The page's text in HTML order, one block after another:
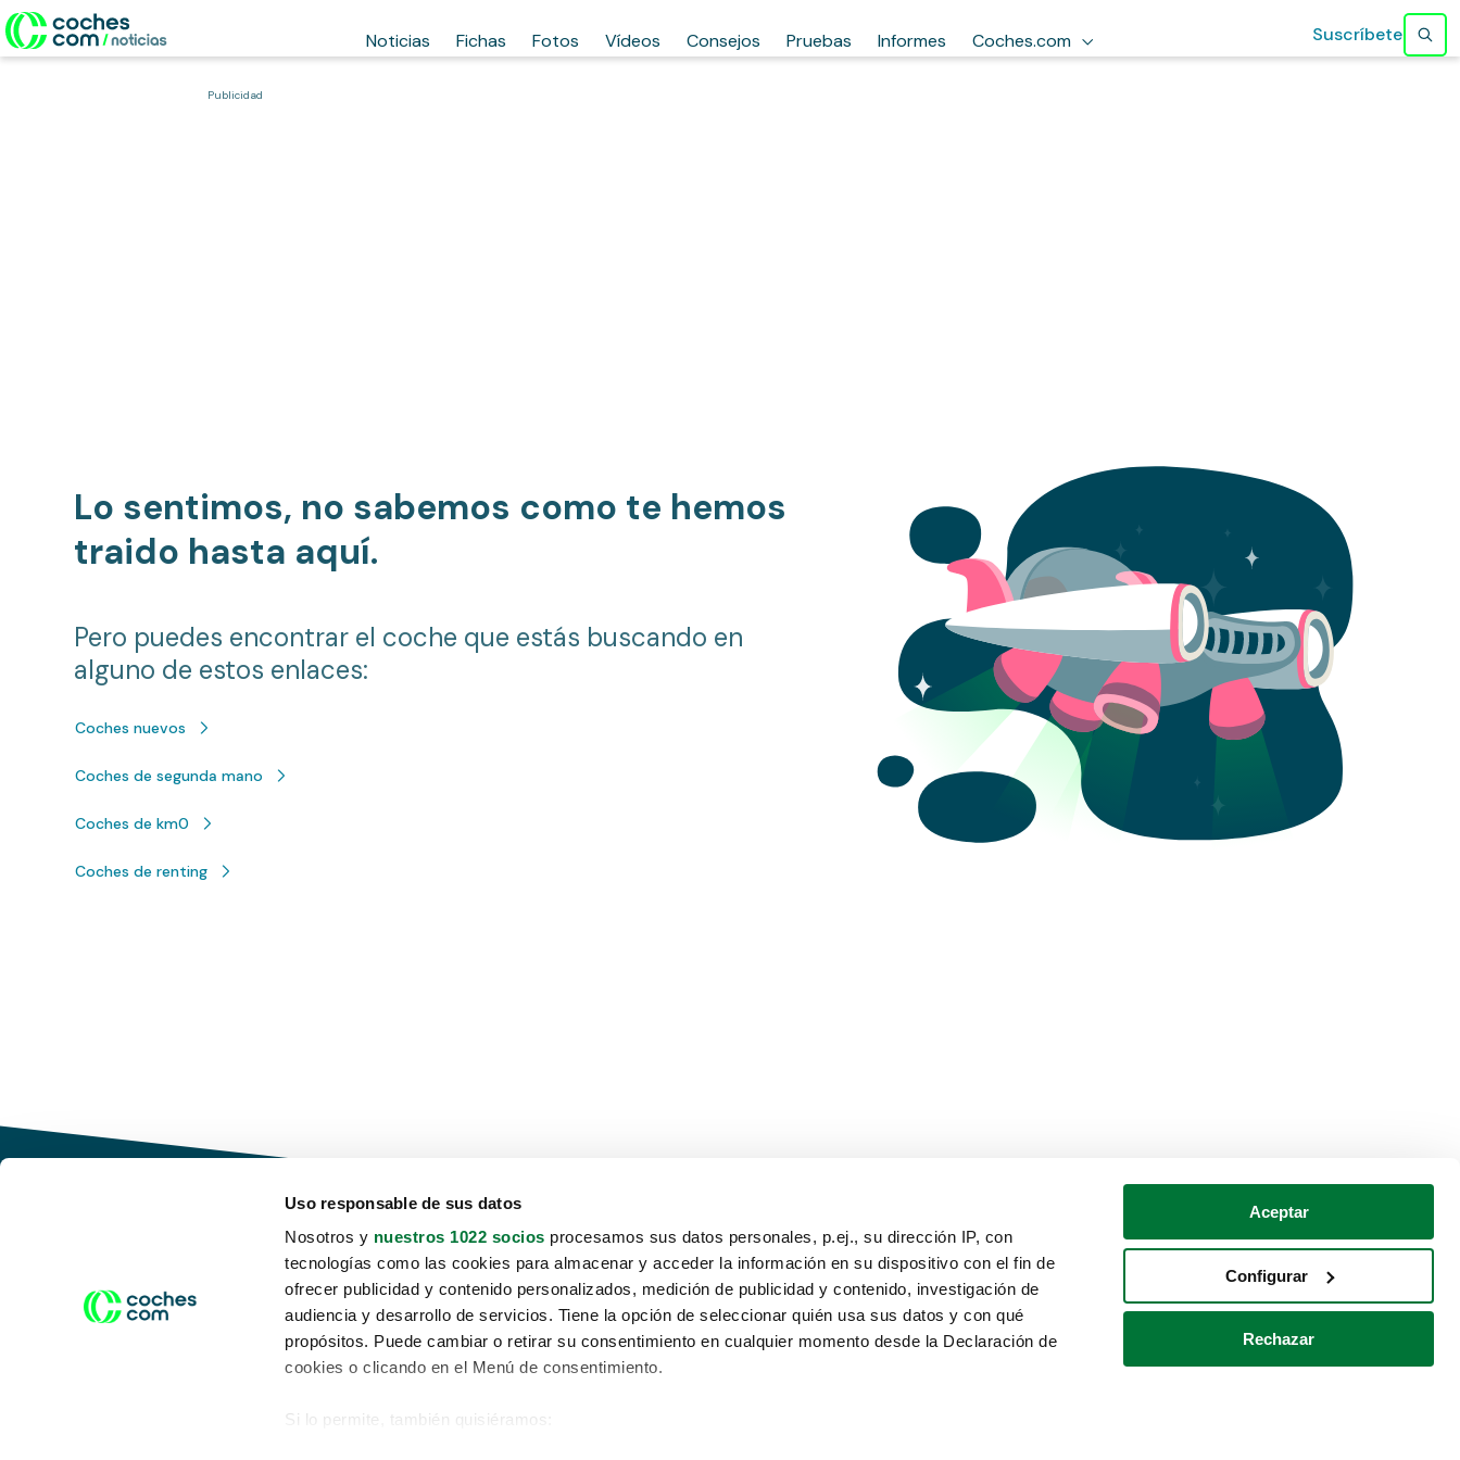
Uso responsable de sus datos
Nosotros y nuestros 1022 socios procesamos sus datos personales, p.ej., su dirección IP, con
tecnologías como las cookies para almacenar y acceder la información en su dispositivo con el fin de
ofrecer publicidad y contenido personalizados, medición de publicidad y contenido, investigación de
audiencia y desarrollo de servicios. Tiene la opción de seleccionar quién usa sus datos y con qué
propósitos. Puede cambiar o retirar su consentimiento en cualquier momento desde la Declaración de
cookies o clicando en el Menú de consentimiento.
Si lo permite, también quisiéramos:
Aceptar
Configurar
Rechazar
Noticias Fichas Fotos Vídeos Consejos Pruebas Informes Coches.com Suscríbete
Publicidad
Lo sentimos, no sabemos como te hemos
traido hasta aquí.
Pero puedes encontrar el coche que estás buscando en
alguno de estos enlaces:
Coches nuevos
Coches de segunda mano
Coches de km0
Coches de renting
Conduce tu futuro,
desata tu movilidad